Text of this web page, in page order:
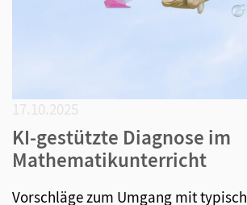
KI-gestützte Diagnose im
Mathematikunterricht
Vorschläge zum Umgang mit